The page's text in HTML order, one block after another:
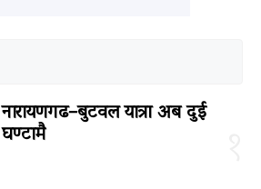
नारायणगढ–बुटवल यात्रा अब दुई
घण्टामै